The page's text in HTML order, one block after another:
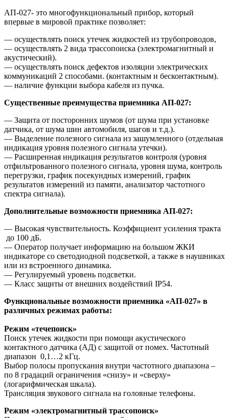
АП-027-­ это многофункциональный прибор, который
впервые в мировой практике позволяет:
— осуществлять поиск утечек жидкостей из трубопроводов,
— осуществлять 2 вида трассопоиска (электромагнитный и
акустический).
— осуществлять поиск дефектов изоляции электрических
коммуникаций 2 способами. (контактным и бесконтактным).
— наличие функции выбора кабеля из пучка.
Существенные преимущества приемника АП-027:
— Защита от посторонних шумов (от шума при установке
датчика, от шума шин автомобиля, шагов и т.д.).
— Выделение полезного сигнала из зашумленного (отдельная
индикация уровня полезного сигнала утечки).
— Расширенная индикация результатов контроля (уровня
отфильтрованного полезного сигнала, уровня шума, контроль
перегрузки, график посекундных измерений, график
результатов измерений из памяти, анализатор частотного
спектра сигнала).
Дополнительные возможности приемника АП-027:
— Высокая чувствительность. Коэффициент усиления тракта
­ до 100 дБ.
— Оператор получает информацию на большом ЖКИ
индикаторе со светодиодной подсветкой, а также в наушниках
или из встроенного динамика.
— Регулируемый уровень подсветки.
— Класс защиты от внешних воздействий IP54.
Функциональные возможности приемника «АП­-027» в
различных режимах работы:
Режим «течепоиск»
Поиск утечек жидкости при помощи акустического
контактного датчика (АД) с защитой от помех. Частотный
диапазон ­ 0,1…2 кГц.
Выбор полосы пропускания внутри частотного диапазона –
по 8 градаций ограничения «снизу» и «сверху»
(логарифмическая шкала).
Трансляция звукового сигнала на головные телефоны.
Режим «электромагнитный трассопоиск»